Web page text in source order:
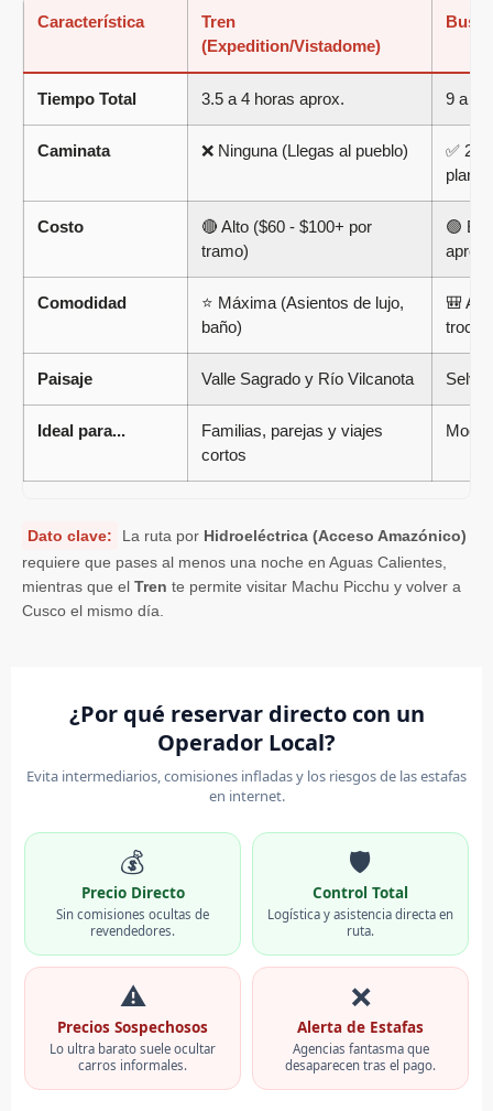
Característica
Tren
(Expedition/Vistadome)
Bus
Tiempo Total 3.5 a 4 horas aprox. 9 a
Caminata ❌ Ninguna (Llegas al pueblo)
✅ 2.5
plano)
Costo
🔴 Alto ($60 - $100+ por
tramo)
🟢
Comodidad
⭐ Máxima (Asientos de lujo,
baño)
🎒
Paisaje Valle Sagrado y Río Vilcanota Selva
Ideal para...
Familias, parejas y viajes
cortos
Dato clave: La ruta por Hidroeléctrica (Acceso Amazónico)
requiere que pases al menos una noche en Aguas Calientes,
mientras que el Tren te permite visitar Machu Picchu y volver a
Cusco el mismo día.
¿Por qué reservar directo con un
Operador Local?
Evita intermediarios, comisiones infladas y los riesgos de las estafas
en internet.
💰
Precio Directo
Sin comisiones ocultas de
revendedores.
🛡️
Control Total
Logística y asistencia directa en
ruta.
⚠️
Precios Sospechosos
Lo ultra barato suele ocultar
carros informales.
❌
Alerta de Estafas
Agencias fantasma que
desaparecen tras el pago.